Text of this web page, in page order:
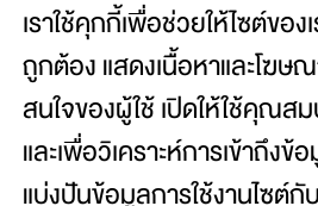
Copyright© 2026 Toshiba
Rights Reserved.
เราใช้คุกกี้เพื่อช่วยให้ไซต์ของ
ถูกต้อง แสดงเนื้อหาและโฆษ
สนใจของผู้ใช้ เปิดให้ใช้คุณส
และเพื่อวิเคราะห์การเข้าถึงข้
แบ่งปันข้อมูลการใช้งานไซต์กั